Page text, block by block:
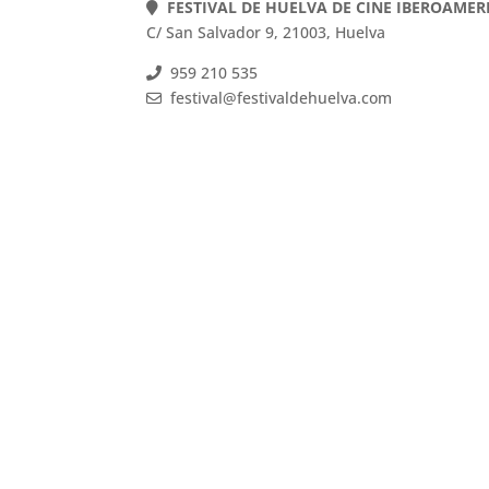
FESTIVAL DE HUELVA DE CINE
C/ San Salvador 9, 21003, Huelva
959 210 535
festival@festivaldehuelva.com